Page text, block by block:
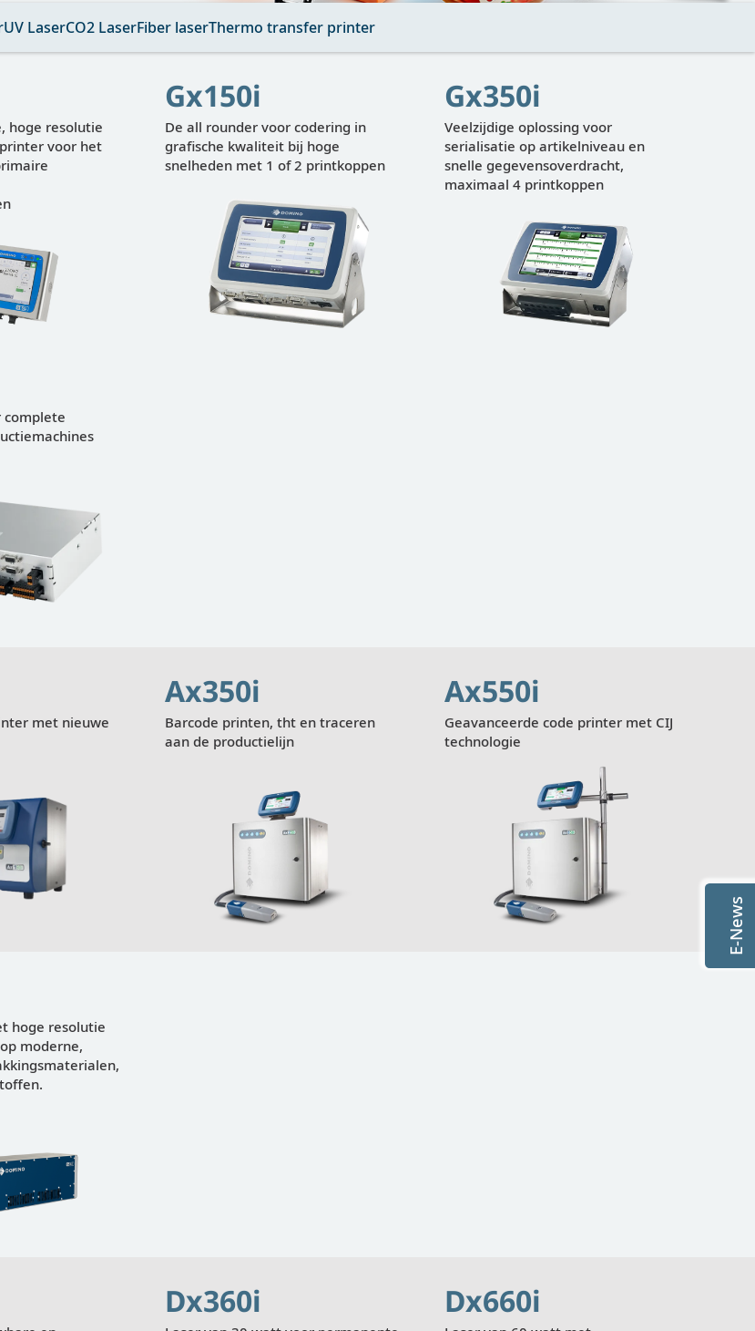
E-News
UV LaserCO2 LaserFiber laserThermo transfer printer
hoge resolutie
voor het
Gx150i
De all rounder voor codering in
grafische kwaliteit bij hoge
snelheden met 1 of 2 printkoppen
Weergeven
Gx350i
Veelzijdige oplossing voor
serialisatie op artikelniveau en
snelle gegevensoverdracht,
maximaal 4 printkoppen
Weergeven
complete
met nieuwe
Ax350i
Barcode printen, tht en traceren
aan de productielijn
Weergeven
Ax550i
Geavanceerde code printer met CIJ
technologie
Weergeven
hoge resolutie
moderne,
Dx360i Dx660i